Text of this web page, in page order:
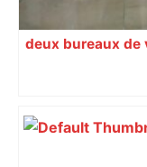
deux bureaux de